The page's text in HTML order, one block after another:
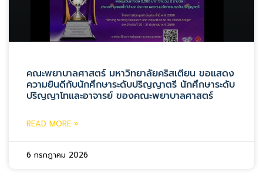
คณะพยาบาลศาสตร์ มหาวิทยาลัยคริสเตียน ขอแสดง
ความยินดีกับนักศึกษาระดับปริญญาตรี นักศึกษาระดับ
ปริญญาโทและอาจารย์ ของคณะพยาบาลศาสตร์
READ MORE »
6 กรกฎาคม 2026